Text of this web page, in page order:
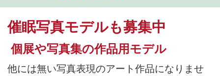
催眠写真モデルも募集中
個展や写真集の作品用モデル
他には無い写真表現のアート作品になりませ